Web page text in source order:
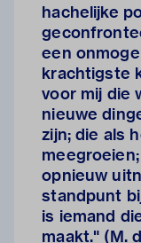
hachelijke
een
krachtigste
voor mij die
nieuwe
zijn; die als
opnieuw
standpunt
is iemand
maakt." (M.